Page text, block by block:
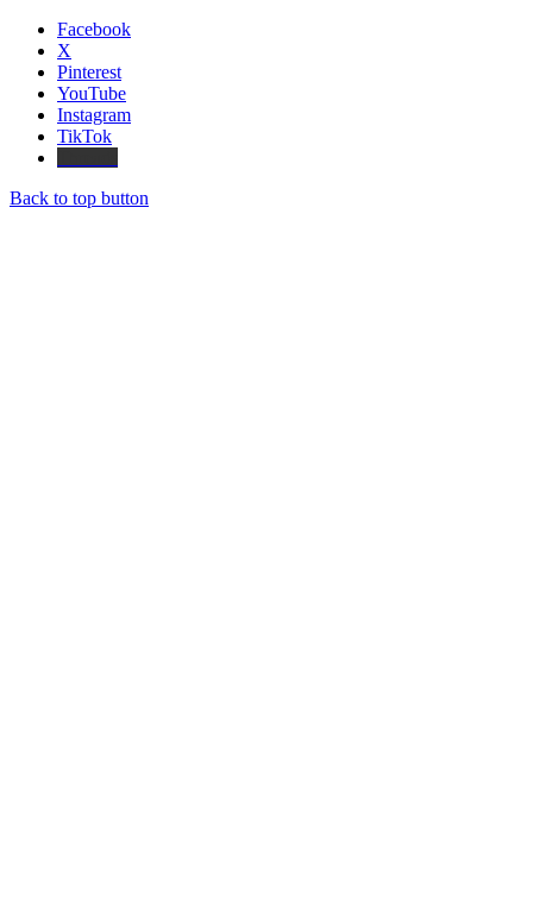
Facebook
X
Pinterest
YouTube
Instagram
TikTok
Back to top button